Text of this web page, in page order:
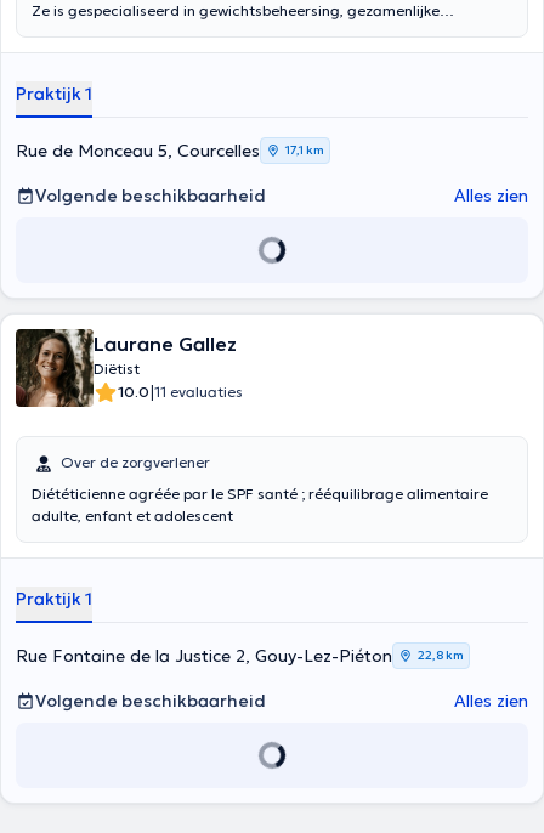
Ze is gespecialiseerd in gewichtsbeheersing, gezamenlijke
restaurateurs. In de food sector, is er veel veranderd in 20 jaar:
verschijning van "gezonde voeding" verleidingen steeds aanwezig
om ons heen. Eén ding is echter niet veranderd: het is nog steeds
met dezelfde motivatie die mevrouw Vandenbussche begeleidt zijn
patiënten in een correctie van hun eetgewoonten. Zij ontvangt u in
Brussel, Braine-Courcelles en een beter beheer van uw dieet.
Ongeacht uw leeftijd, kan het u begeleiden naar een
aangepast aan de gezondheidsproblemen van het
sommige agentschappen assistentie voor overleg met een diëtist.
Inhoud vertaald door google translate
Praktijk 1
Rue de Monceau 5, Courcelles 17,1 km
Volgende beschikbaarheid Alles zien
Laurane Gallez
Diëtist
10.0|11 evaluaties
Over de zorgverlener
Diététicienne agréée par le SPF santé ; rééquilibrage alimentaire
adulte, enfant et adolescent
Praktijk 1
Rue Fontaine de la Justice 2, Gouy-Lez-Piéton 22,8 km
Volgende beschikbaarheid Alles zien